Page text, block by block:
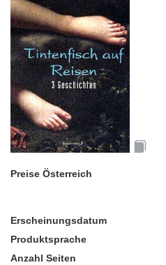
Preise Österreich
Erscheinungsdatum
Produktsprache
Anzahl Seiten